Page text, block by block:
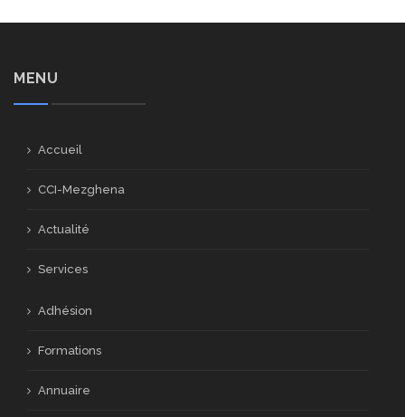
MENU
Accueil
CCI-Mezghena
Actualité
Services
Adhésion
Formations
Annuaire